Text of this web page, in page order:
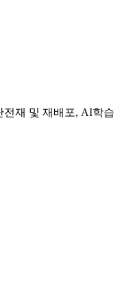
재 및 재배포, AI학습